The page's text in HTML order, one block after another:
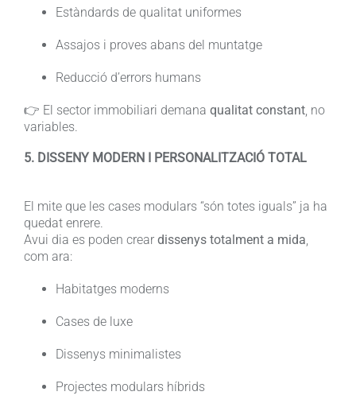
Estàndards de qualitat uniformes
Assajos i proves abans del muntatge
Reducció d’errors humans
👉 El sector immobiliari demana qualitat constant, no
variables.
5. DISSENY MODERN I PERSONALITZACIÓ TOTAL
El mite que les cases modulars “són totes iguals” ja ha
quedat enrere.
Avui dia es poden crear dissenys totalment a mida,
com ara:
Habitatges moderns
Cases de luxe
Dissenys minimalistes
Projectes modulars híbrids